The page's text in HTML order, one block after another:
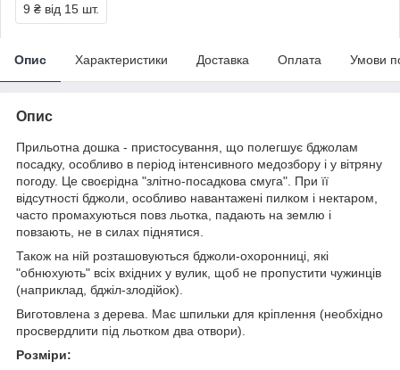
9 ₴ від 15 шт.
Опис Характеристики Доставка Оплата Умови
Опис
Прильотна дошка - пристосування, що полегшує бджолам
посадку, особливо в період інтенсивного медозбору і у вітряну
погоду. Це своєрідна "злітно-посадкова смуга". При її
відсутності бджоли, особливо навантажені пилком і нектаром,
часто промахуються повз льотка, падають на землю і
повзають, не в силах піднятися.
Також на ній розташовуються бджоли-охоронниці, які
"обнюхують" всіх вхідних у вулик, щоб не пропустити чужинців
(наприклад, бджіл-злодійок).
Виготовлена з дерева. Має шпильки для кріплення (необхідно
просвердлити під льотком два отвори).
Розміри: